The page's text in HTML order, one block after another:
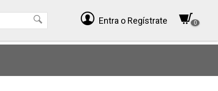
Entra o Regístrate 0